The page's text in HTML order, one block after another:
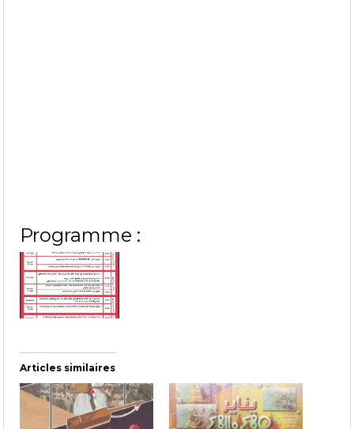
Programme :
Articles similaires